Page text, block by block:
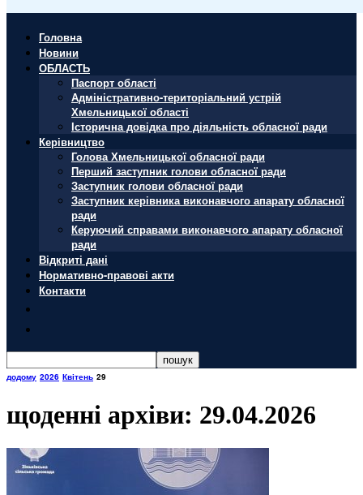
Головна
Новини
ОБЛАСТЬ
Паспорт області
Адміністративно-територіальний устрій
Хмельницької області
Історична довідка про діяльність обласної ради
Керівництво
Голова Хмельницької обласної ради
Перший заступник голови обласної ради
Заступник голови обласної ради
Заступник керівника виконавчого апарату обласної
ради
Керуючий справами виконавчого апарату обласної
ради
Відкриті дані
Нормативно-правові акти
Контакти
додому 2026 Квітень 29
щоденні архіви: 29.04.2026